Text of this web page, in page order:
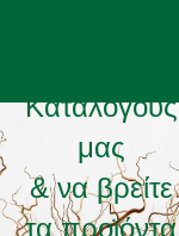
Καταλόγους
μας
& να βρείτε
τα προϊόντα